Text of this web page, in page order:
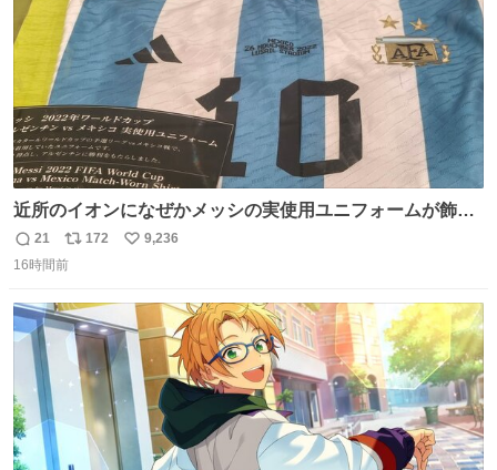
近所のイオンになぜかメッシの実使用ユニフォームが飾っ
てあっておもろい
返
信
21
リ
ポ
ト
数
172
い
数
9,236
16時間前